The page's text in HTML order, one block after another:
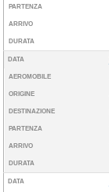
PARTENZA
ARRIVO
DURATA
DATA
AEROMOBILE
ORIGINE
DESTINAZIONE
PARTENZA
ARRIVO
DURATA
DATA